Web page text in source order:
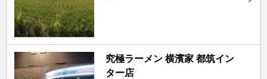
究極ラーメン 横濱家 都筑イン
ター店